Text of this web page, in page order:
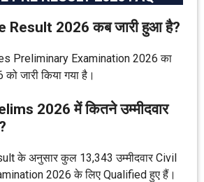
Result 2026 कब जारी हुआ है?
Preliminary Examination 2026 का
जारी किया गया है।
2026 में कितने उम्मीदवार
के अनुसार कुल 13,343 उम्मीदवार Civil
2026 के लिए Qualified हुए हैं।